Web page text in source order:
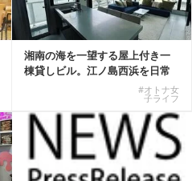
湘南の海を一望する屋上付き一
棟貸しビル。江ノ島西浜を日常
#オトナ女
子ライフ